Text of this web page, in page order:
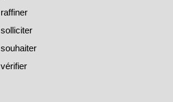
raffiner
solliciter
souhaiter
vérifier